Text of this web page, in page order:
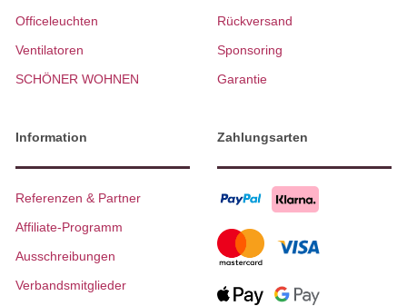
Officeleuchten
Ventilatoren
SCHÖNER WOHNEN
Rückversand
Sponsoring
Garantie
Information
Referenzen & Partner
Affiliate-Programm
Ausschreibungen
Verbandsmitglieder
Zahlungsarten